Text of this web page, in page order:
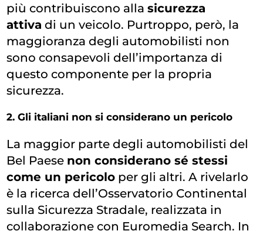
più contribuiscono allasicurezza
attiva di un veicolo. Purtroppo, però, la
maggioranza degli automobilisti non
sono consapevoli dell’importanza di
questo componente per la propria
sicurezza.
2. Gli italiani non si considerano un pericolo
La maggior parte degli automobilisti del
Bel Paese non considerano sé stessi
come un pericolo per gli altri. A rivelarlo
è la ricerca dell’Osservatorio Continental
sulla Sicurezza Stradale, realizzata in
collaborazione con Euromedia Search. In